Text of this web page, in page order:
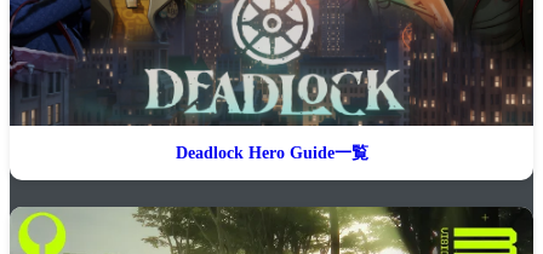
Deadlock Hero Guide一覧